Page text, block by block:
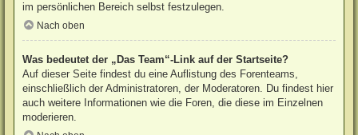
im persönlichen Bereich selbst festzulegen.
Nach oben
Was bedeutet der „Das Team“-Link auf der Startseite?
Auf dieser Seite findest du eine Auflistung des Forenteams,
einschließlich der Administratoren, der Moderatoren. Du findest hier
auch weitere Informationen wie die Foren, die diese im Einzelnen
moderieren.